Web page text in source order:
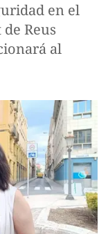
en el
Reus
al